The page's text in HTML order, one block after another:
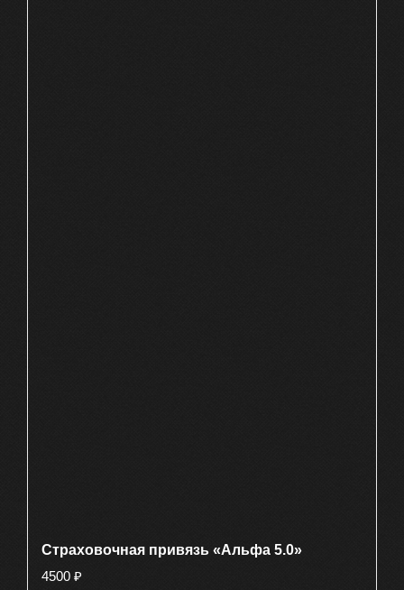
Страховочная привязь «Альфа 5.0»
4500 ₽